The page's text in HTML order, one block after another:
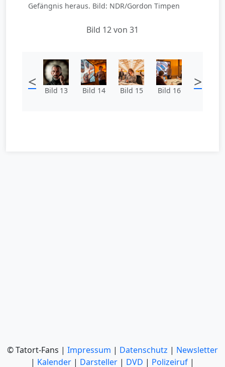
Gefängnis heraus. Bild: NDR/Gordon Timpen
Bild 12 von 31
< Bild 13 Bild 14 Bild 15 Bild 16 >
© Tatort-Fans | Impressum | Datenschutz | Newsletter
| Kalender | Darsteller | DVD | Polizeiruf |